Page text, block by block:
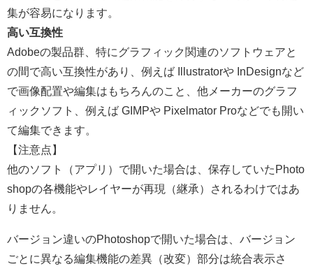
集が容易になります。
高い互換性
Adobeの製品群、特にグラフィック関連のソフトウェアと
の間で高い互換性があり、例えば Illustratorや InDesignなど
で画像配置や編集はもちろんのこと、他メーカーのグラフ
ィックソフト、例えば GIMPや Pixelmator Proなどでも開い
て編集できます。
【注意点】
他のソフト（アプリ）で開いた場合は、保存していたPhoto
shopの各機能やレイヤーが再現（継承）されるわけではあ
りません。
バージョン違いのPhotoshopで開いた場合は、バージョン
ごとに異なる編集機能の差異（改変）部分は統合表示さ